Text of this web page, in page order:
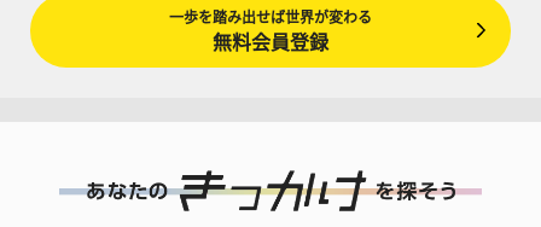
一歩を踏み出せば世界が変わる
無料会員登録